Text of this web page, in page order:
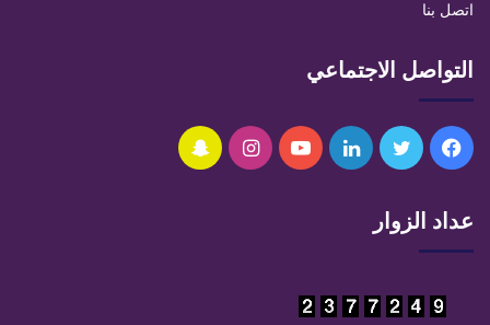
اتصل بنا
التواصل الاجتماعي
فيسبوكتويتر لينكدإنيوتيوبانستقرامسناب
عداد الزوار